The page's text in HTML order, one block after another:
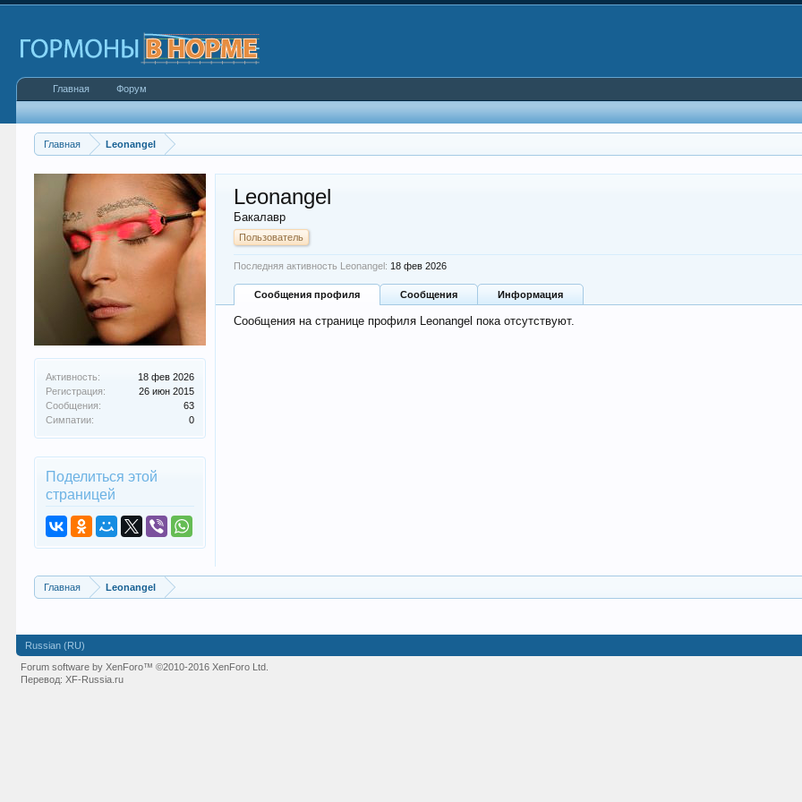
Главная Leonangel
Активность:
18 фев 2026
Регистрация:
26 июн 2015
Сообщения:
63
Симпатии:
0
Поделиться этой
страницей
Leonangel
Бакалавр
Пользователь
Последняя активность Leonangel: 18 фев 2026
Сообщения профиля Сообщения Информация
Сообщения на странице профиля Leonangel пока отсутствуют.
Главная Leonangel
Главная Форум
Russian (RU)
Forum software by XenForo™©2010-2016 XenForo Ltd.
Перевод:XF-Russia.ru